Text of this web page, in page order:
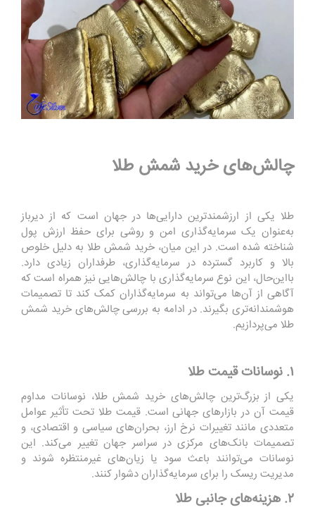
چالش‌های خرید شمش طلا
طلا یکی از ارزشمندترین دارایی‌ها در جهان است که از دیرباز
به‌عنوان یک سرمایه‌گذاری امن و روشی برای حفظ ارزش پول
شناخته شده است. در این میان، خرید شمش طلا به دلیل خلوص
بالا و کاربرد گسترده در سرمایه‌گذاری، طرفداران زیادی دارد.
بااین‌حال، این نوع سرمایه‌گذاری با چالش‌هایی نیز همراه است که
آگاهی از آن‌ها می‌تواند به سرمایه‌گذاران کمک کند تا تصمیمات
هوشمندانه‌تری بگیرند. در ادامه به بررسی چالش‌های خرید شمش
طلا می‌پردازیم.
۱. نوسانات قیمت طلا
یکی از بزرگ‌ترین چالش‌های خرید شمش طلا، نوسانات مداوم
قیمت آن در بازارهای جهانی است. قیمت طلا تحت تأثیر عوامل
متعددی مانند تغییرات نرخ ارز، بحران‌های سیاسی و اقتصادی، و
تصمیمات بانک‌های مرکزی در سراسر جهان تغییر می‌کند. این
نوسانات می‌توانند باعث سود یا زیان‌های غیرمنتظره شوند و
مدیریت ریسک را برای سرمایه‌گذاران دشوار کنند.
۲. هزینه‌های جانبی طلا